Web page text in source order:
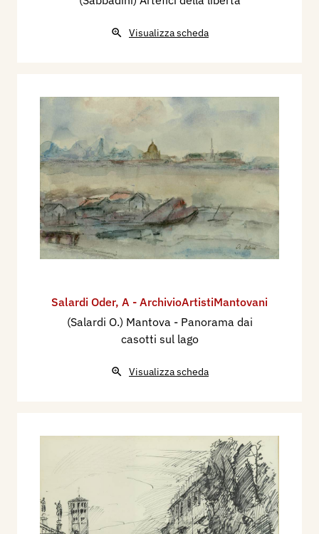
Visualizza scheda
Salardi Oder, A - ArchivioArtistiMantovani
(Salardi O.) Mantova - Panorama dai
casotti sul lago
Visualizza scheda